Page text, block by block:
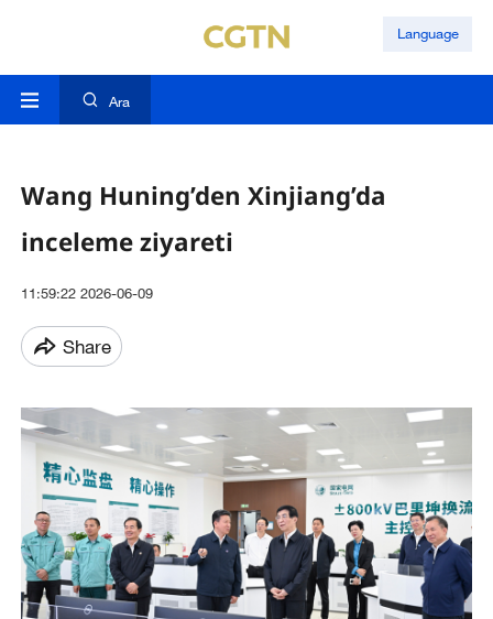
Language
Ara
Wang Huning’den Xinjiang’da
inceleme ziyareti
11:59:22 2026-06-09
Share